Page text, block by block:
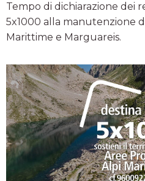
Tempo di dichiarazione dei
5x1000 alla manutenzione
Marittime e Marguareis.